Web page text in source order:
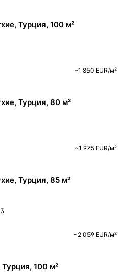
Турция, 100 м²
~1 850 EUR/м²
Турция, 80 м²
~1 975 EUR/м²
Турция, 85 м²
~2 059 EUR/м²
100 м²